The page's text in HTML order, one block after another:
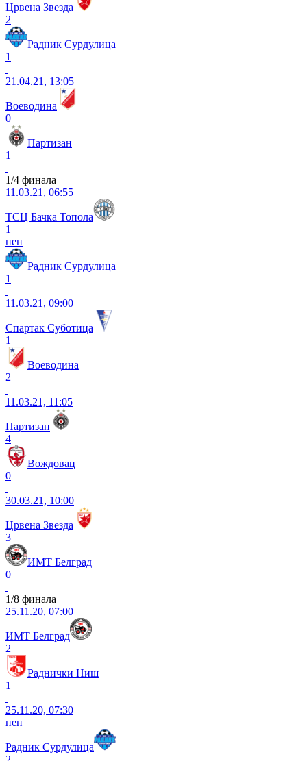
Црвена Звезда
2
Радник Сурдулица
1
21.04.21, 13:05
Воеводина
0
Партизан
1
1/4 финала
11.03.21, 06:55
ТСЦ Бачка Топола
1
пен
Радник Сурдулица
1
11.03.21, 09:00
Спартак Суботица
1
Воеводина
2
11.03.21, 11:05
Партизан
4
Вождовац
0
30.03.21, 10:00
Црвена Звезда
3
ИМТ Белград
0
1/8 финала
25.11.20, 07:00
ИМТ Белград
2
Раднички Ниш
1
25.11.20, 07:30
пен
Радник Сурдулица